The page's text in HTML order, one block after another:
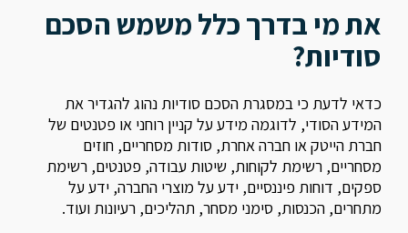
את מי בדרך כלל משמש הסכם
סודיות?
כדאי לדעת כי במסגרת הסכם סודיות נהוג להגדיר את
המידע הסודי, לדוגמה מידע על קניין רוחני או פטנטים של
חברת הייטק או חברה אחרת, סודות מסחריים, חוזים
מסחריים, רשימת לקוחות, שיטות עבודה, פטנטים, רשימת
ספקים, דוחות פיננסיים, ידע על מוצרי החברה, ידע על
מתחרים, הכנסות, סימני מסחר, תהליכים, רעיונות ועוד.